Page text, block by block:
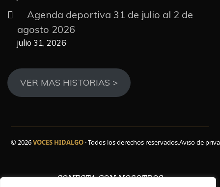
Agenda deportiva 31 de julio al 2 de
agosto 2026
julio 31, 2026
VER MAS HISTORIAS >
© 2026VOCES HIDALGO · Todos los derechos reservados.Aviso de
CONECTA CON NOSOTROS